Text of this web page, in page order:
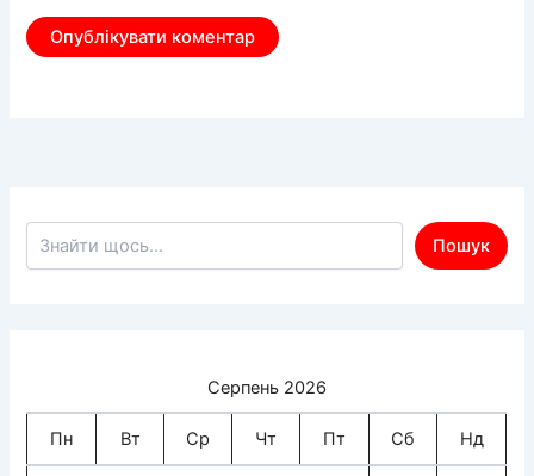
Пошук по сайту
Пошук
Серпень 2026
Пн Вт Ср Чт Пт Сб Нд